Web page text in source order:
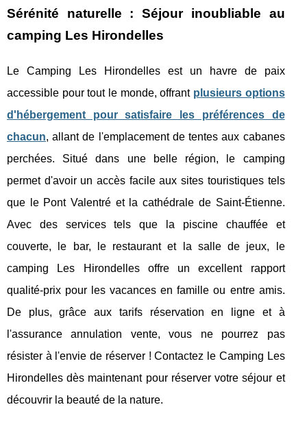
Sérénité naturelle : Séjour inoubliable au
camping Les Hirondelles
Le Camping Les Hirondelles est un havre de paix
accessible pour tout le monde, offrant plusieurs options
d'hébergement pour satisfaire les préférences de
chacun, allant de l'emplacement de tentes aux cabanes
perchées. Situé dans une belle région, le camping
permet d'avoir un accès facile aux sites touristiques tels
que le Pont Valentré et la cathédrale de Saint-Étienne.
Avec des services tels que la piscine chauffée et
couverte, le bar, le restaurant et la salle de jeux, le
camping Les Hirondelles offre un excellent rapport
qualité-prix pour les vacances en famille ou entre amis.
De plus, grâce aux tarifs réservation en ligne et à
l'assurance annulation vente, vous ne pourrez pas
résister à l'envie de réserver ! Contactez le Camping Les
Hirondelles dès maintenant pour réserver votre séjour et
découvrir la beauté de la nature.